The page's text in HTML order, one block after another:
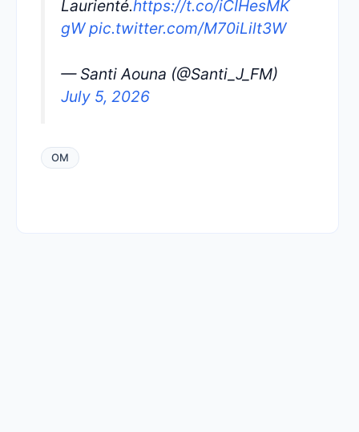
Laurienté.https://t.co/iCIHesMK
gW pic.twitter.com/M70iLilt3W
— Santi Aouna (@Santi_J_FM)
July 5, 2026
OM